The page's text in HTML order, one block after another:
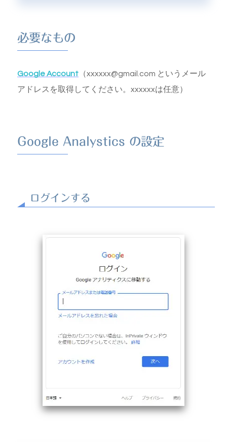
必要なもの
Google Account （xxxxxx@gmail.com というメール
アドレスを取得してください。xxxxxxは任意）
Google Analystics の設定
ログインする